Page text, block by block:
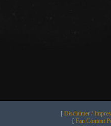
[ Disclaimer /
[ Fan Content